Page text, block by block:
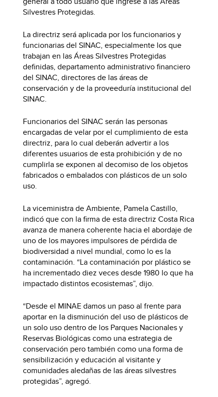
Silvestres Protegidas.
La directriz será aplicada por los funcionarios y
funcionarias del SINAC, especialmente los que
trabajan en las Áreas Silvestres Protegidas
definidas, departamento administrativo financiero
del SINAC, directores de las áreas de
conservación y de la proveeduría institucional del
SINAC.
Funcionarios del SINAC serán las personas
encargadas de velar por el cumplimiento de esta
directriz, para lo cual deberán advertir a los
diferentes usuarios de esta prohibición y de no
cumplirla se exponen al decomiso de los objetos
fabricados o embalados con plásticos de un solo
uso.
La viceministra de Ambiente, Pamela Castillo,
indicó que con la firma de esta directriz Costa Rica
avanza de manera coherente hacia el abordaje de
uno de los mayores impulsores de pérdida de
biodiversidad a nivel mundial, como lo es la
contaminación. “La contaminación por plástico se
ha incrementado diez veces desde 1980 lo que ha
impactado distintos ecosistemas”, dijo.
“Desde el MINAE damos un paso al frente para
aportar en la disminución del uso de plásticos de
un solo uso dentro de los Parques Nacionales y
Reservas Biológicas como una estrategia de
conservación pero también como una forma de
sensibilización y educación al visitante y
comunidades aledañas de las áreas silvestres
protegidas”, agregó.